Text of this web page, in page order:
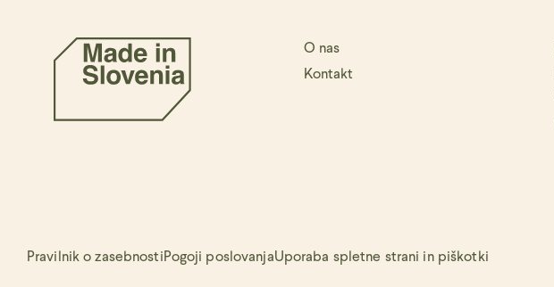
O nas
Kontakt
Pravilnik o zasebnostiPogoji poslovanjaUporaba spletne strani in piškotki